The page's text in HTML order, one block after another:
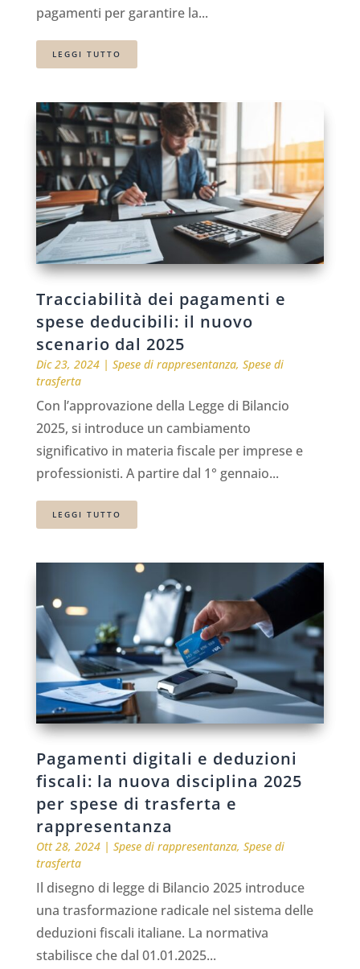
pagamenti per garantire la...
LEGGI TUTTO
Tracciabilità dei pagamenti e
spese deducibili: il nuovo
scenario dal 2025
Dic 23, 2024| Spese di rappresentanza, Spese di
trasferta
Con l’approvazione della Legge di Bilancio
2025, si introduce un cambiamento
significativo in materia fiscale per imprese e
professionisti. A partire dal 1° gennaio...
LEGGI TUTTO
Pagamenti digitali e deduzioni
fiscali: la nuova disciplina 2025
per spese di trasferta e
rappresentanza
Ott 28, 2024| Spese di rappresentanza, Spese di
trasferta
Il disegno di legge di Bilancio 2025 introduce
una trasformazione radicale nel sistema delle
deduzioni fiscali italiane. La normativa
stabilisce che dal 01.01.2025...